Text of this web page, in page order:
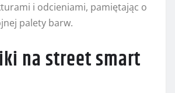
i odcieniami, pamiętając o
palety barw.
na street smart